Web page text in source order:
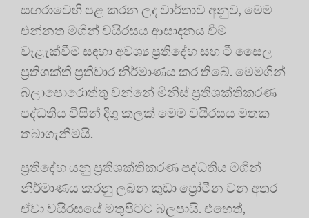
සඟරාවෙහි පළ කරන ලද වාර්තාව අනුව, මෙම
එන්නත මගින් වයිරසය ආසාදනය වීම
වැළැක්වීම සඳහා අවශ්‍ය ප්‍රතිදේහ සහ ටී සෛල
ප්‍රතිශක්ති ප්‍රතිචාර නිර්මාණය කර තිබේ. මෙමගින්
බලාපොරොත්තු වන්නේ මිනිස් ප්‍රතිශක්තිකරණ
පද්ධතිය විසින් දිගු කලක් මෙම වයිරසය මතක
තබාගැනීමයි.
ප්‍රතිදේහ යනු ප්‍රතිශක්තිකරණ පද්ධතිය මගින්
නිර්මාණය කරනු ලබන කුඩා ප්‍රෝටීන වන අතර
ඒවා වයිරසයේ මතුපිටට බලපායි. එහෙත්,